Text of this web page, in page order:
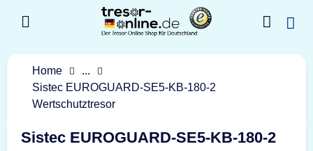
Home
...
Sistec EUROGUARD-SE5-KB-180-2
Wertschutztresor
Sistec EUROGUARD-SE5-KB-180-2